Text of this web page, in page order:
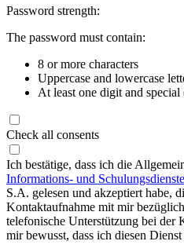
Password strength:
The password must contain:
8 or more characters
Uppercase and lowercase
At least one digit and special
Check all consents
Ich bestätige, dass ich die
Informations- und
S.A. gelesen und akzeptiert habe,
Kontaktaufnahme mit mir
telefonische Unterstützung bei
mir bewusst, dass ich diesen